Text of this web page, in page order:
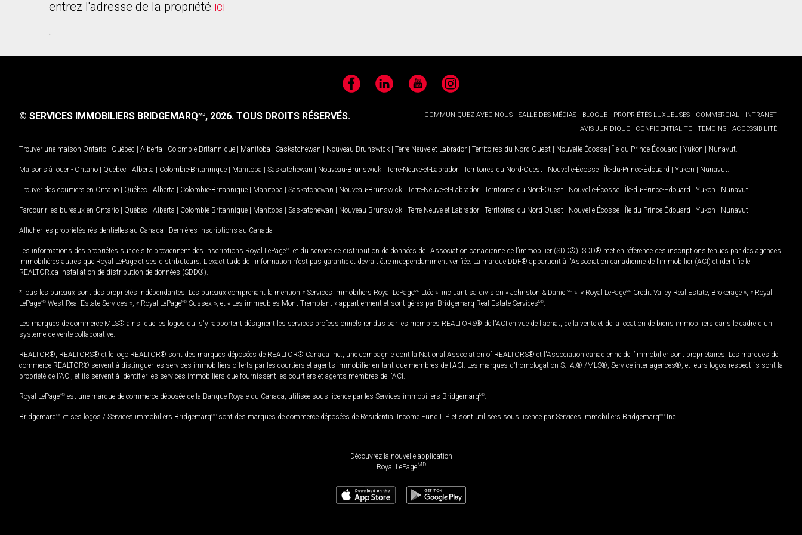
entrez l'adresse de la propriété ici
.
FacebookLinkedIn YouTubeInstagram
COMMUNIQUEZ AVEC NOUS SALLE DES MÉDIAS BLOGUE PROPRIÉTÉS LUXUEUSES COMMERCIAL
INTRANET
AVIS JURIDIQUE
CONFIDENTIALITÉ TÉMOINS ACCESSIBILITÉ
© SERVICES IMMOBILIERS BRIDGEMARQMD, 2026. TOUS DROITS RÉSERVÉS.
Trouver une maison Ontario | Québec | Alberta | Colombie-Britannique | Manitoba | Saskatchewan | Nouveau-Brunswick | Terre-Neuve-et-Labrador | Territoires du Nord-Ouest | Nouvelle-Écosse | Île-du-Prince-Édouard | Yukon | Nunavut
Maisons à louer - Ontario | Québec | Alberta | Colombie-Britannique | Manitoba | Saskatchewan | Nouveau-Brunswick | Terre-Neuve-et-Labrador | Territoires du Nord-Ouest | Nouvelle-Écosse | Île-du-Prince-Édouard | Yukon | Nunavut
Trouver des courtiers en Ontario | Québec | Alberta | Colombie-Britannique | Manitoba | Saskatchewan | Nouveau-Brunswick | Terre-Neuve-et-Labrador | Territoires du Nord-Ouest | Nouvelle-Écosse | Île-du-Prince-Édouard | Yukon | Nunavut
Parcourir les bureaux en Ontario | Québec | Alberta | Colombie-Britannique | Manitoba | Saskatchewan | Nouveau-Brunswick | Terre-Neuve-et-Labrador | Territoires du Nord-Ouest | Nouvelle-Écosse | Île-du-Prince-Édouard | Yukon | Nunavut
Afficher les propriétés résidentielles au Canada | Dernières inscriptions au Canada
Les informations des propriétés sur ce site proviennent des inscriptions Royal LePageMD et du service de distribution de données de l'Association canadienne de l’immobilier (SDD®). SDD® met en référence des inscriptions tenues par des agences
immobilières autres que Royal LePage et ses distributeurs. L'exactitude de l'information n'est pas garantie et devrait être indépendamment vérifiée. La marque DDF® appartient à l'Association canadienne de l’immobilier (ACI) et identifie le
REALTOR.ca Installation de distribution de données (SDD®).
*Tous les bureaux sont des propriétés indépendantes. Les bureaux comprenant la mention « Services immobiliers Royal LePageMD Ltée », incluant sa division « Johnston & Daniel MD », « Royal LePageMD Credit Valley Real Estate, Brokerage », « Royal
LePageMD West Real Estate Services », « Royal LePageMD Sussex », et « Les immeubles Mont-Tremblant » appartiennent et sont gérés par Bridgemarq Real Estate ServicesMD
Les marques de commerce MLS® ainsi que les logos qui s'y rapportent désignent les services professionnels rendus par les membres REALTORS® de l'ACI en vue de l'achat, de la vente et de la location de biens immobiliers dans le cadre d'un
système de vente collaborative.
REALTOR®, REALTORS® et le logo REALTOR® sont des marques déposées de REALTOR® Canada Inc., une compagnie dont la National Association of REALTORS® et l'Association canadienne de l’immobilier sont propriétaires. Les marques de
commerce REALTOR® servent à distinguer les services immobiliers offerts par les courtiers et agents immobilier en tant que membres de l'ACI. Les marques d'homologation S.I.A.® /MLS®, Service inter-agences®, et leurs logos respectifs sont la
propriété de l'ACI, et ils servent à identifier les services immobiliers que fournissent les courtiers et agents membres de l'ACI.
Royal LePageMD est une marque de commerce déposée de la Banque Royale du Canada, utilisée sous licence par les Services immobiliers BridgemarqMD
BridgemarqMD et ses logos / Services immobiliers BridgemarqMD sont des marques de commerce déposées de Residential Income Fund L.P. et sont utilisées sous licence par Services immobiliers BridgemarqMD Inc.
Découvrez la nouvelle application
Royal LePageMD